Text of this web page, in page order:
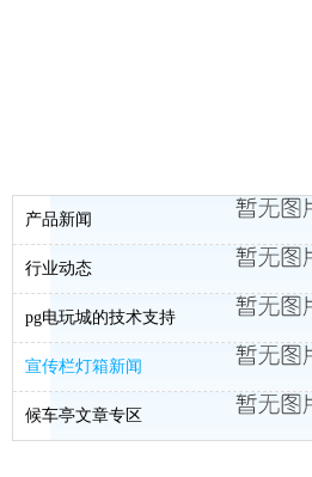
产品新闻
行业动态
pg电玩城的技术支持
宣传栏灯箱新闻
候车亭文章专区